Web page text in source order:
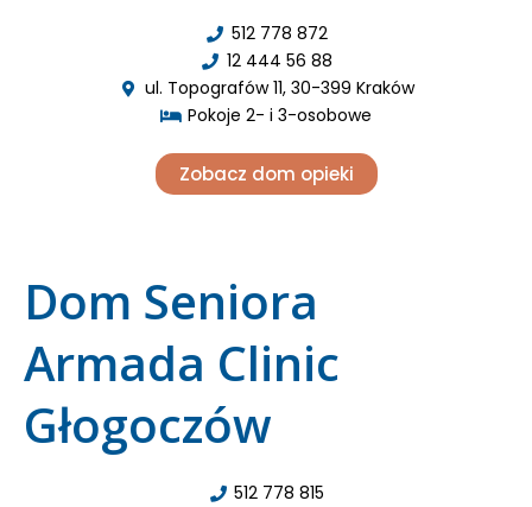
512 778 872
12 444 56 88
ul. Topografów 11, 30-399 Kraków
Pokoje 2- i 3-osobowe
Zobacz dom opieki
Dom Seniora
Armada Clinic
Głogoczów
512 778 815